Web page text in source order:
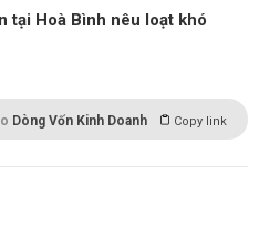
tại Hoà Bình nêu loạt khó
Dòng Vốn Kinh Doanh Copy link